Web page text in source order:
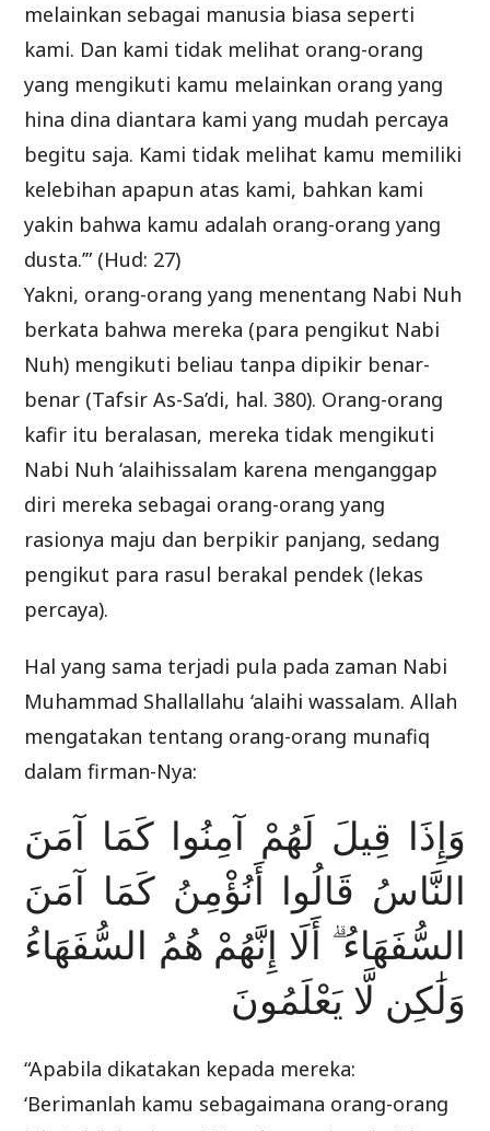
melainkan sebagai manusia biasa seperti
kami. Dan kami tidak melihat orang-orang
yang mengikuti kamu melainkan orang yang
hina dina diantara kami yang mudah percaya
begitu saja. Kami tidak melihat kamu memiliki
kelebihan apapun atas kami, bahkan kami
yakin bahwa kamu adalah orang-orang yang
dusta.’” (Hud: 27)
Yakni, orang-orang yang menentang Nabi Nuh
berkata bahwa mereka (para pengikut Nabi
Nuh) mengikuti beliau tanpa dipikir benar-
benar (Tafsir As-Sa’di, hal. 380). Orang-orang
kafir itu beralasan, mereka tidak mengikuti
Nabi Nuh ‘alaihissalam karena menganggap
diri mereka sebagai orang-orang yang
rasionya maju dan berpikir panjang, sedang
pengikut para rasul berakal pendek (lekas
percaya).
Hal yang sama terjadi pula pada zaman Nabi
Muhammad Shallallahu ‘alaihi wassalam. Allah
mengatakan tentang orang-orang munafiq
dalam firman-Nya:
وَإِذَا قِيلَ لَهُمْ آمِنُوا كَمَا آمَنَ
النَّاسُ قَالُوا أَنُؤْمِنُ كَمَا آمَنَ
السُّفَهَاءُ ۗ أَلَا إِنَّهُمْ هُمُ السُّفَهَاءُ
وَلَٰكِن لَّا يَعْلَمُونَ
“Apabila dikatakan kepada mereka:
‘Berimanlah kamu sebagaimana orang-orang